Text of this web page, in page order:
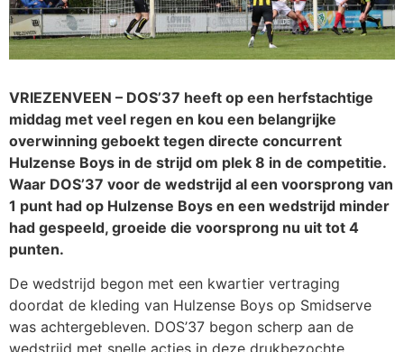
VRIEZENVEEN – DOS’37 heeft op een herfstachtige
middag met veel regen en kou een belangrijke
overwinning geboekt tegen directe concurrent
Hulzense Boys in de strijd om plek 8 in de competitie.
Waar DOS’37 voor de wedstrijd al een voorsprong van
1 punt had op Hulzense Boys en een wedstrijd minder
had gespeeld, groeide die voorsprong nu uit tot 4
punten.
De wedstrijd begon met een kwartier vertraging
doordat de kleding van Hulzense Boys op Smidserve
was achtergebleven. DOS’37 begon scherp aan de